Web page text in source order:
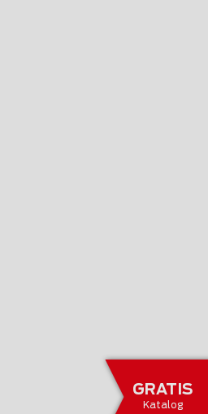
GRATIS
Katalog